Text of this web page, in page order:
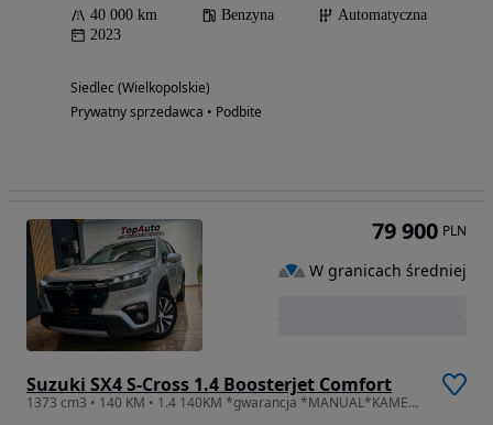
40 000 km Benzyna
Automatyczna
2023
Siedlec (Wielkopolskie)
Prywatny sprzedawca • Podbite
Suzuki SX4 S-Cross 1.4 Boosterjet Comfort
1373 cm3 • 140 KM • 1.4 140KM *gwarancja *MANUAL*KAMERA* Bezwypadkowy* NAVI *
79 900 PLN
W granicach średniej